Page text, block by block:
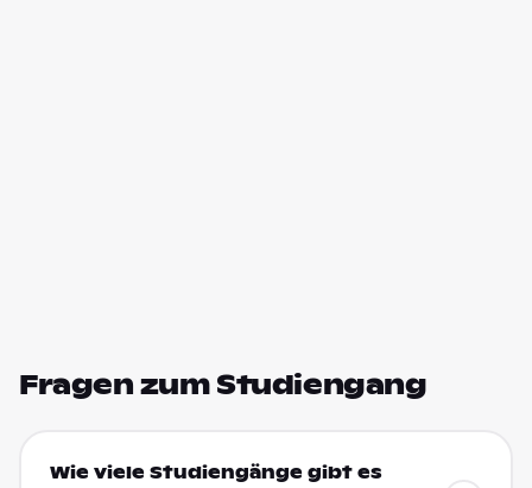
Fragen zum Studiengang
Wie viele Studiengänge gibt es